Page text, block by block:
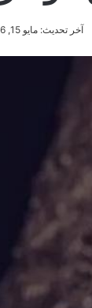
آخر تحديث: مايو 15, 2026